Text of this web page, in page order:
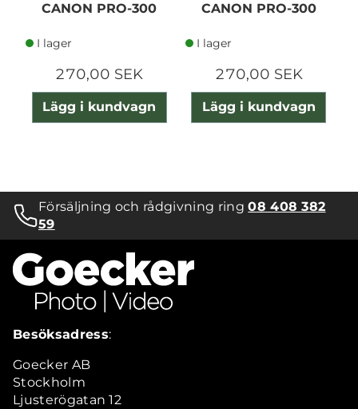
CANON PRO-300
I lager
270,00 SEK
Lägg i kundvagn
CANON PRO-300
I lager
270,00 SEK
Lägg i kundvagn
Försäljning och rådgivning ring08 408 382
59
Besöksadress:
Goecker AB
Stockholm
Ljusterögatan 12